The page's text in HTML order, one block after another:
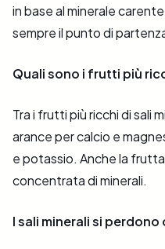
in base al minerale
sempre il punto di
Quali sono i frutti più
Tra i frutti più ricchi di sali
arance per calcio e
e potassio. Anche la
concentrata di minerali.
I sali minerali si perdono